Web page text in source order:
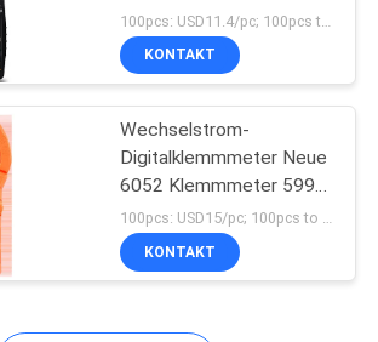
Wechselstrom-DC-
Strom-Spannungs-
Klammern-Voltmeter
KONTAKT
Wechselstrom-
Digitalklemmmeter Neue
6052 Klemmmeter 5999
AC2000A mit Max/Min
NCV V.F.C Multimeter
Klemmmeter
100pcs: USD15/pc; 100pcs to 500pcs: USD14.5/pc; 500pcs to 1000pcs: USD14/pc; Above 3000pcs: USD13/pc MOQ:100 Stück
KONTAKT